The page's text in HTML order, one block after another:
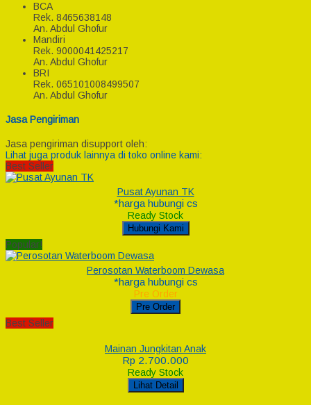
BCA
Rek. 8465638148
An. Abdul Ghofur
Mandiri
Rek. 9000041425217
An. Abdul Ghofur
BRI
Rek. 065101008499507
An. Abdul Ghofur
Jasa Pengiriman
Jasa pengiriman disupport oleh:
Lihat juga produk lainnya di toko online kami:
Best Seller
Pusat Ayunan TK
*harga hubungi cs
Ready Stock
Hubungi Kami
Popular!
Perosotan Waterboom Dewasa
*harga hubungi cs
Pre Order
Pre Order
Best Seller
Mainan Jungkitan Anak
Rp 2.700.000
Ready Stock
Lihat Detail